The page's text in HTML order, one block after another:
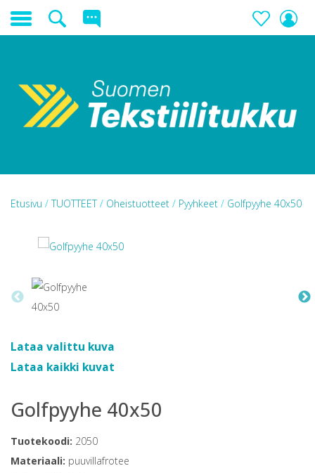
Etusivu /TUOTTEET/ Oheistuotteet / Pyyhkeet / Golfpyyhe 40x50
Lataa valittu kuva
Lataa kaikki kuvat
Golfpyyhe 40x50
Tuotekoodi: 2050
Materiaali: puuvillafrotee